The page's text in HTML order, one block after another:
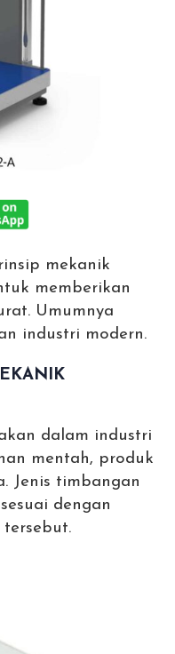
mekanik
memberikan
Umumnya
industri modern.
dalam industri
mentah, produk
Jenis timbangan
dengan